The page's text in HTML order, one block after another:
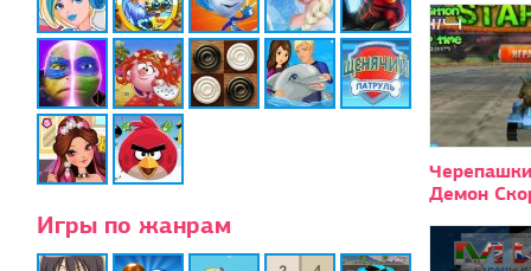
Игры по жанрам
Демон